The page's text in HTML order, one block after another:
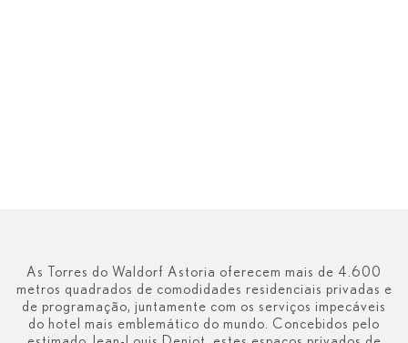
As Torres do Waldorf Astoria oferecem mais de 4.600
metros quadrados de comodidades residenciais privadas e
de programação, juntamente com os serviços impecáveis
do hotel mais emblemático do mundo. Concebidos pelo